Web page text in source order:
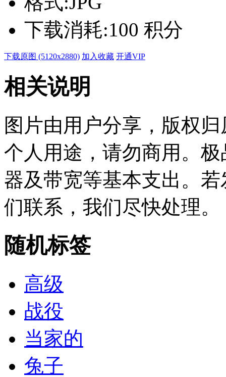
下载消耗:100 积分
下载原图 (5120x2880) 加入收藏 开通VIP
相关说明
图片由用户分享，版权
个人用途，请勿商用。
器及带宽等基本支出。
们联系，我们尽快处理。
随机标签
高级
战役
当家的
兔子